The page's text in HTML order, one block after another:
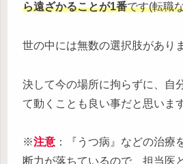
ら遠ざかることが1番です(転職
世の中には無数の選択肢があり
決して今の場所に拘らずに、自
て動くことも良い事だと思いま
※注意 ：『うつ病』などの治療
断力が落ちているので、担当医